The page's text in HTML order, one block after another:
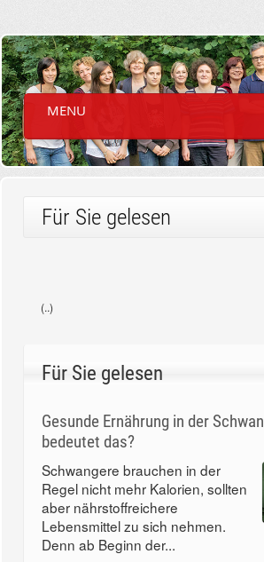
MENU
Für Sie gelesen
(..)
Für Sie gelesen
Gesunde Ernährung in der
bedeutet das?
Schwangere brauchen in der
Regel nicht mehr Kalorien, sollten
aber nährstoffreichere
Lebensmittel zu sich nehmen.
Denn ab Beginn der...